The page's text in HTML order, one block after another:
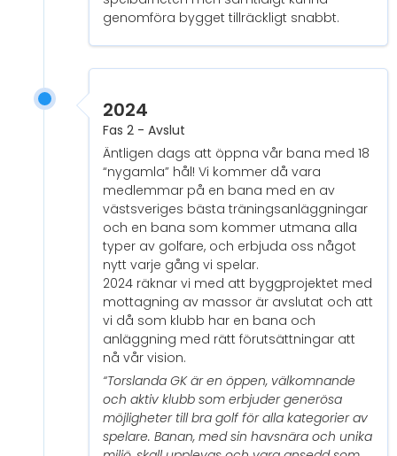
genomföra bygget tillräckligt snabbt.
2024
Fas 2 - Avslut
Äntligen dags att öppna vår bana med 18
“nygamla” hål! Vi kommer då vara
medlemmar på en bana med en av
västsveriges bästa träningsanläggningar
och en bana som kommer utmana alla
typer av golfare, och erbjuda oss något
nytt varje gång vi spelar.
2024 räknar vi med att byggprojektet med
mottagning av massor är avslutat och att
vi då som klubb har en bana och
anläggning med rätt förutsättningar att
nå vår vision.
“Torslanda GK är en öppen, välkomnande
och aktiv klubb som erbjuder generösa
möjligheter till bra golf för alla kategorier av
spelare. Banan, med sin havsnära och unika